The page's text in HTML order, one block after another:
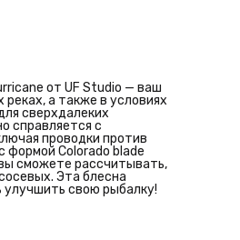
от UF Studio — ваш
а также в условиях
сверхдалеких
справляется с
проводки против
формой Colorado blade
сможете рассчитывать,
Эта блесна
свою рыбалку!